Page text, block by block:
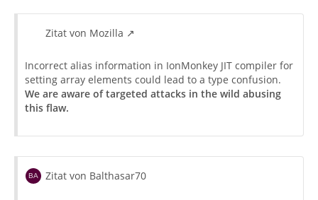
Zitat von Mozilla
Incorrect alias information in IonMonkey JIT compiler for
setting array elements could lead to a type confusion.
We are aware of targeted attacks in the wild abusing
this flaw.
Zitat von Balthasar70